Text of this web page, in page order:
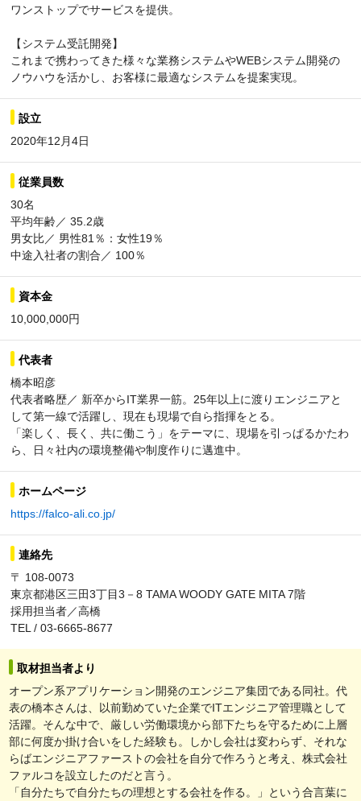
ワンストップでサービスを提供。
【システム受託開発】
これまで携わってきた様々な業務システムやWEBシステム開発の
ノウハウを活かし、お客様に最適なシステムを提案実現。
設立
2020年12月4日
従業員数
30名
平均年齢／ 35.2歳
男女比／ 男性81％：女性19％
中途入社者の割合／ 100％
資本金
10,000,000円
代表者
橋本昭彦
代表者略歴／ 新卒からIT業界一筋。25年以上に渡りエンジニアと
して第一線で活躍し、現在も現場で自ら指揮をとる。
「楽しく、長く、共に働こう」をテーマに、現場を引っぱるかたわ
ら、日々社内の環境整備や制度作りに邁進中。
ホームページ
https://falco-ali.co.jp/
連絡先
〒 108-0073
東京都港区三田3丁目3－8 TAMA WOODY GATE MITA 7階
採用担当者／高橋
TEL / 03-6665-8677
取材担当者より
オープン系アプリケーション開発のエンジニア集団である同社。代
表の橋本さんは、以前勤めていた企業でITエンジニア管理職として
活躍。そんな中で、厳しい労働環境から部下たちを守るために上層
部に何度か掛け合いをした経験も。しかし会社は変わらず、それな
らばエンジニアファーストの会社を自分で作ろうと考え、株式会社
ファルコを設立したのだと言う。
「自分たちで自分たちの理想とする会社を作る。」という合言葉に